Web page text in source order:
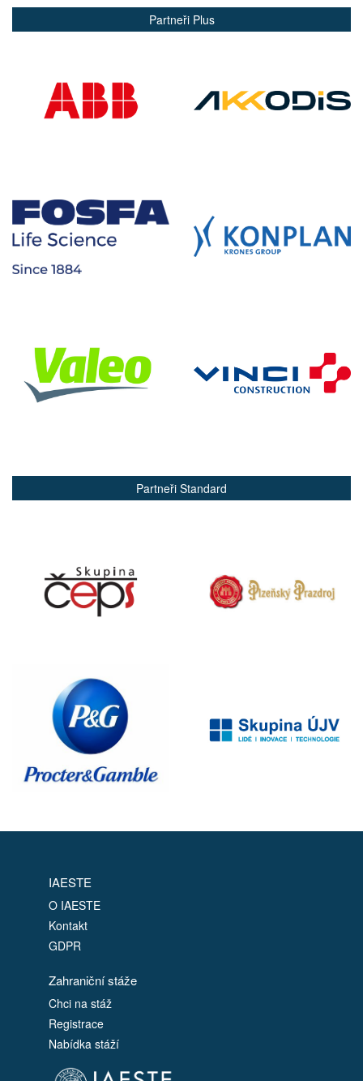
Partneři Plus
Partneři Standard
IAESTE
O IAESTE
Kontakt
GDPR
Zahraniční stáže
Chci na stáž
Registrace
Nabídka stáží